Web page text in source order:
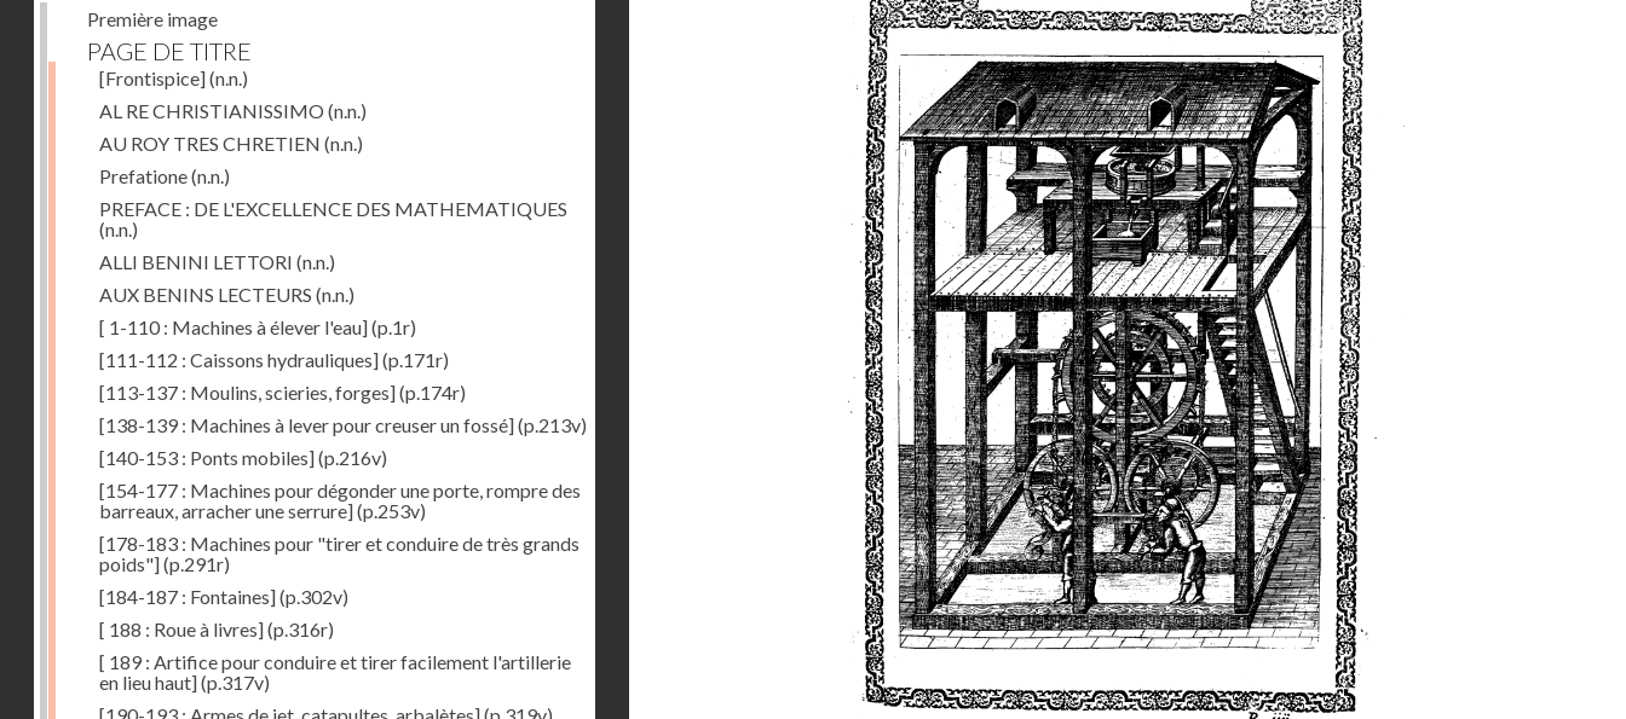
Première image
PAGE DE TITRE
[Frontispice](n.n.)
AL RE CHRISTIANISSIMO (n.n.)
AU ROY TRES CHRETIEN (n.n.)
Prefatione(n.n.)
PREFACE : DE L'EXCELLENCE DES MATHEMATIQUES
(n.n.)
ALLI BENINI LETTORI (n.n.)
AUX BENINS LECTEURS (n.n.)
[ 1-110 : Machines à élever l'eau](p.1r)
[111-112 : Caissons hydrauliques](p.171r)
[113-137 : Moulins, scieries, forges](p.174r)
[138-139 : Machines à lever pour creuser un fossé](p.213v)
[140-153 : Ponts mobiles](p.216v)
[154-177 : Machines pour dégonder une porte, rompre des
barreaux, arracher une serrure](p.253v)
[178-183 : Machines pour "tirer et conduire de très grands
poids"](p.291r)
[184-187 : Fontaines](p.302v)
[ 188 : Roue à livres](p.316r)
[ 189 : Artifice pour conduire et tirer facilement l'artillerie
en lieu haut](p.317v)